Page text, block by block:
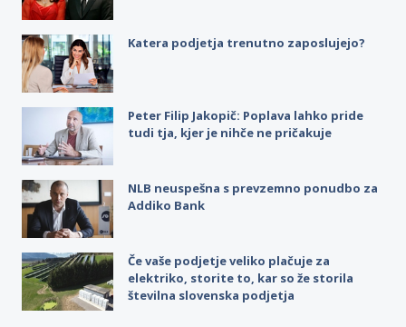
Katera podjetja trenutno zaposlujejo?
Peter Filip Jakopič: Poplava lahko pride
tudi tja, kjer je nihče ne pričakuje
NLB neuspešna s prevzemno ponudbo za
Addiko Bank
Če vaše podjetje veliko plačuje za
elektriko, storite to, kar so že storila
številna slovenska podjetja